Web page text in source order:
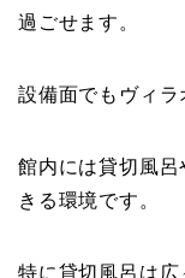
過ごせます。
設備面でもヴィラ
館内には貸切風
きる環境です。
特に貸切風呂は